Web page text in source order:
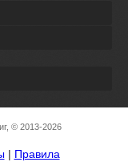
© 2013-2026
| Правила